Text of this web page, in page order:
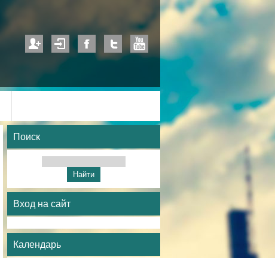
Поиск
Вход на сайт
Календарь